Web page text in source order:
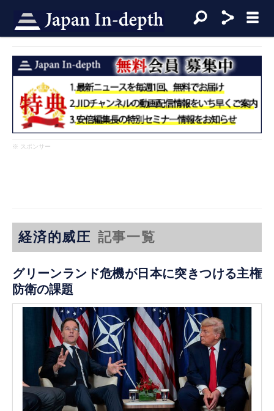
※ スポンサー
経済的威圧 記事一覧
グリーンランド危機が日本に突きつける主権
防衛の課題